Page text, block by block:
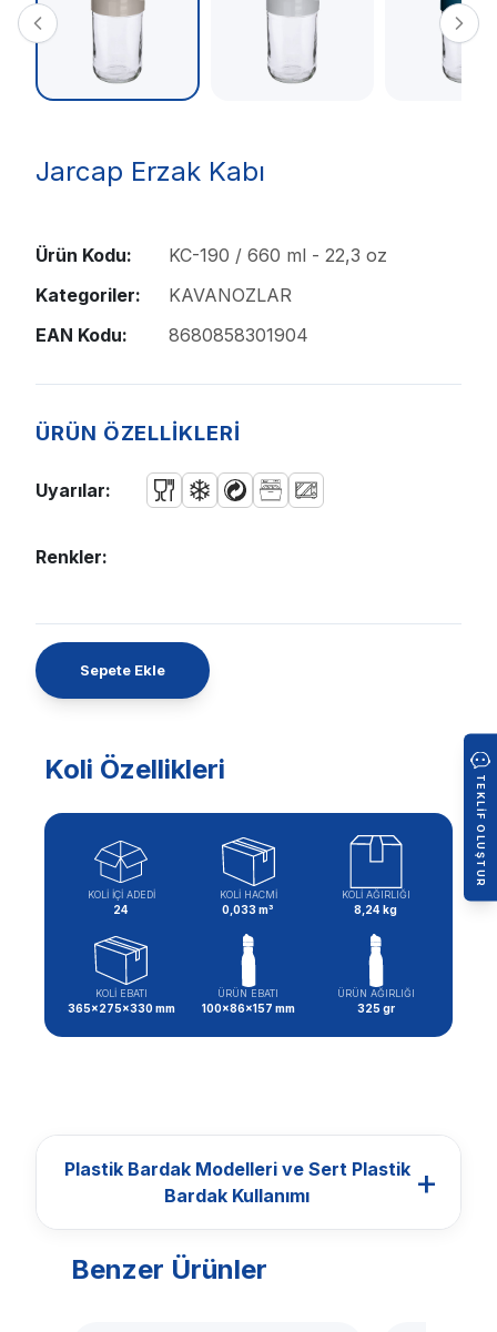
Jarcap Erzak Kabı
Ürün Kodu:
KC-190 / 660 ml - 22,3 oz
Kategoriler:
KAVANOZLAR
EAN Kodu:
8680858301904
ÜRÜN ÖZELLİKLERİ
Uyarılar:
Renkler:
Sepete Ekle
Koli Özellikleri
KOLİ İÇİ ADEDİ
24
KOLİ HACMİ
0,033 m³
KOLİ AĞIRLIĞI
8,24 kg
KOLİ EBATI
365x275x330 mm
ÜRÜN EBATI
100x86x157 mm
ÜRÜN AĞIRLIĞI
325 gr
Plastik Bardak Modelleri ve Sert Plastik
Bardak Kullanımı
+
Benzer Ürünler
TEKLIF OLUŞTUR